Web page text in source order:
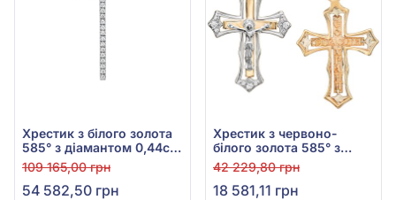
Хрестик з білого золота
585° з діамантом 0,44ct,
арт. п602б
109 165,00 грн
54 582,50 грн
Хрестик з червоно-
білого золота 585° з
фіанітом/куб.цирконієм,
арт. 07-1183
42 229,80 грн
18 581,11 грн